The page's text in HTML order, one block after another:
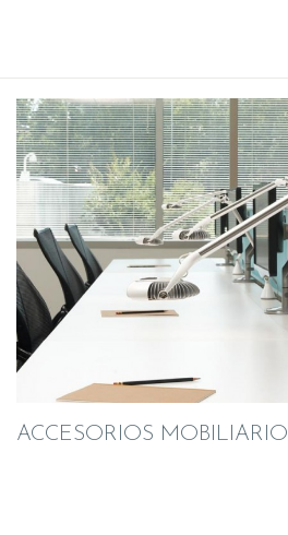
ACCESORIOS MOBILIARIO